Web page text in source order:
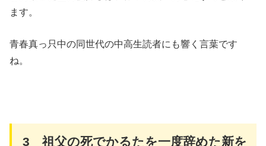
ます。
青春真っ只中の同世代の中高生読者にも響く言葉です
ね。
3 祖父の死でかるたを一度辞めた新を